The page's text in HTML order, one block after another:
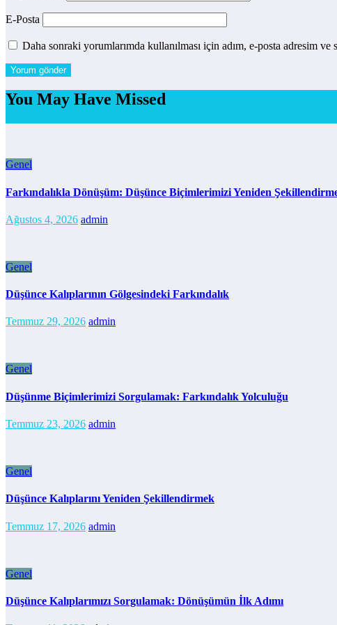
E-Posta
Daha sonraki yorumlarımda kullanılması için adım, e-posta adresim ve
You May Have Missed
Genel
Farkındalıkla Dönüşüm: Düşünce Biçimlerimizi Yeniden
Ağustos 4, 2026 admin
Genel
Düşünce Kalıplarının Gölgesindeki Farkındalık
Temmuz 29, 2026 admin
Genel
Düşünme Biçimlerimizi Sorgulamak: Farkındalık Yolculuğu
Temmuz 23, 2026 admin
Genel
Düşünce Kalıplarını Yeniden Şekillendirmek
Temmuz 17, 2026 admin
Genel
Düşünce Kalıplarımızı Sorgulamak: Dönüşümün İlk Adımı